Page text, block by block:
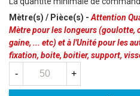
Mètre(s) / Pièce(s) - Attention
Mètre pour les longeurs (goulotte,
gaine, ... etc) et à l'Unité pour les
fixation, boite, boitier, support,
- +